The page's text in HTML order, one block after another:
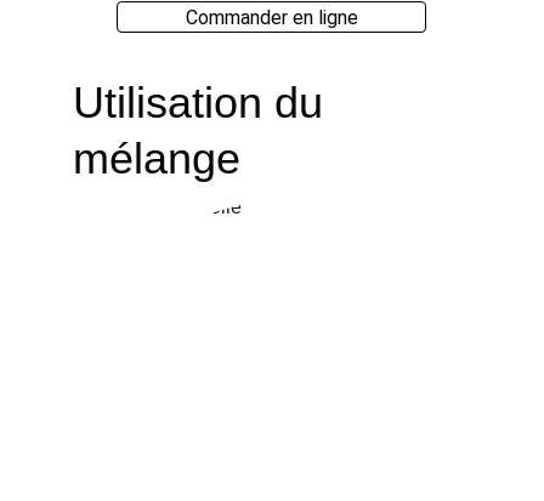
Commander en ligne
Utilisation du
mélange